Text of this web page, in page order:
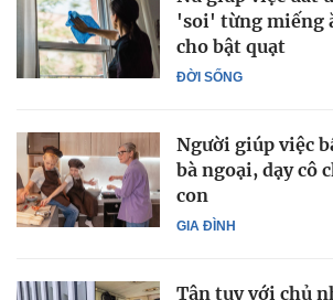
ĐỜI SỐNG
'soi' từng miếng
cho bật quạt
GIA ĐÌNH
Người giúp việc
bà ngoại, dạy cô
con
Tận tụy với chủ